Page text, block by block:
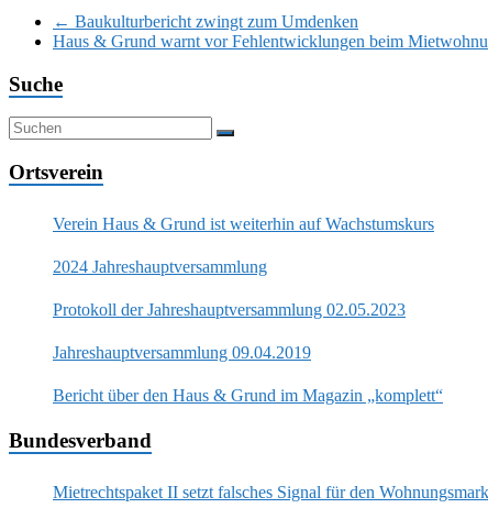
← Baukulturbericht zwingt zum Umdenken
Haus & Grund warnt vor Fehlentwicklungen beim
Suche
Ortsverein
Verein Haus & Grund ist weiterhin auf Wachstumskurs
2024 Jahreshauptversammlung
Protokoll der Jahreshauptversammlung 02.05.2023
Jahreshauptversammlung 09.04.2019
Bericht über den Haus & Grund im Magazin „komplett“
Bundesverband
Mietrechtspaket II setzt falsches Signal für den